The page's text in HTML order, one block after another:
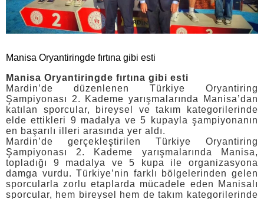
Manisa Oryantiringde fırtına gibi esti
Manisa Oryantiringde fırtına gibi esti
Mardin’de düzenlenen Türkiye Oryantiring
Şampiyonası 2. Kademe yarışmalarında Manisa’dan
katılan sporcular, bireysel ve takım kategorilerinde
elde ettikleri 9 madalya ve 5 kupayla şampiyonanın
en başarılı illeri arasında yer aldı.
Mardin’de gerçekleştirilen Türkiye Oryantiring
Şampiyonası 2. Kademe yarışmalarında Manisa,
topladığı 9 madalya ve 5 kupa ile organizasyona
damga vurdu. Türkiye’nin farklı bölgelerinden gelen
sporcularla zorlu etaplarda mücadele eden Manisalı
sporcular, hem bireysel hem de takım kategorilerinde